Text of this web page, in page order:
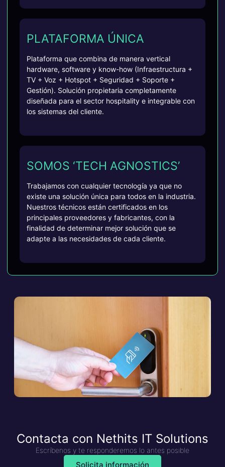
PLATAFORMA ÚNICA
Plataforma que combina de manera vertical
hardware, software y know-how (Infraestructura +
TV + Voz + Hotspot + Seguridad + Soporte +
Gestión). Solución propietaria completamente
diseñada para el sector hospitality e integrable con
los sistemas del cliente.
SOMOS ‘TECH AGNOSTICS’
Trabajamos con cualquier tecnología ya que no
existe una solución única para todos en la industria.
Nuestros técnicos están certificados en los
principales proveedores y fabricantes, con la
finalidad de determinar mejor solución que se
adapte a las necesidades de cada cliente.
Contacta con Nethits IT Solutions
Escríbenos y te responderemos lo antes posible
Solicita información